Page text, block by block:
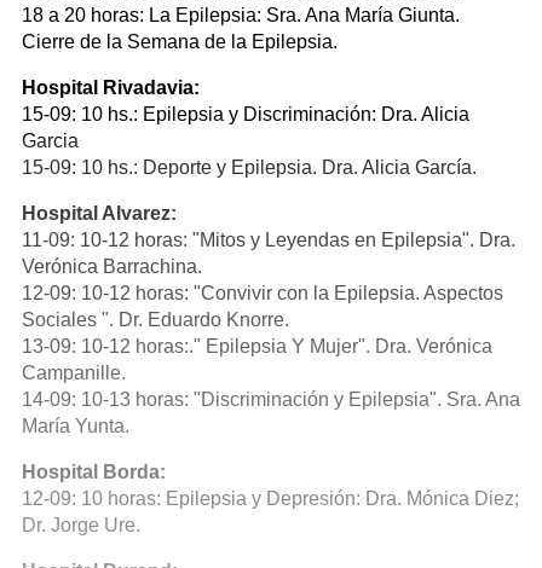
18 a 20 horas: La Epilepsia: Sra. Ana María Giunta.
Cierre de la Semana de la Epilepsia.
Hospital Rivadavia:
15-09: 10 hs.: Epilepsia y Discriminación: Dra. Alicia
Garcia
15-09: 10 hs.: Deporte y Epilepsia. Dra. Alicia García.
Hospital Alvarez:
11-09: 10-12 horas: "Mitos y Leyendas en Epilepsia". Dra.
Verónica Barrachina.
12-09: 10-12 horas: "Convivir con la Epilepsia. Aspectos
Sociales ". Dr. Eduardo Knorre.
13-09: 10-12 horas:." Epilepsia Y Mujer". Dra. Verónica
Campanille.
14-09: 10-13 horas: "Discriminación y Epilepsia". Sra. Ana
María Yunta.
Hospital Borda:
12-09: 10 horas: Epilepsia y Depresión: Dra. Mónica Diez;
Dr. Jorge Ure.